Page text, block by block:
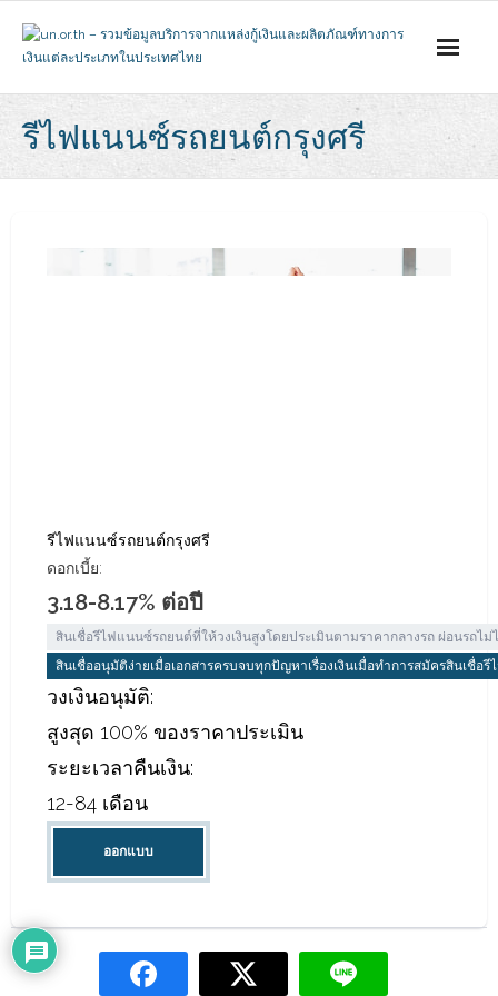
content
รีไฟแนนซ์รถยนต์กรุงศรี
รีไฟแนนซ์รถยนต์กรุงศรี
ดอกเบี้ย:
3.18-8.17% ต่อปี
สินเชื่อรีไฟแนนซ์รถยนต์ที่ให้วงเงินสูงโดยประเมินตามราคากลางรถ ผ่อนรถไ
สินเชื่ออนุมัติง่ายเมื่อเอกสารครบจบทุกปัญหาเรื่องเงินเมื่อทำการสมัครสินเชื่อ
วงเงินอนุมัติ:
สูงสุด 100% ของราคาประเมิน
ระยะเวลาคืนเงิน:
12-84 เดือน
ออกแบบ